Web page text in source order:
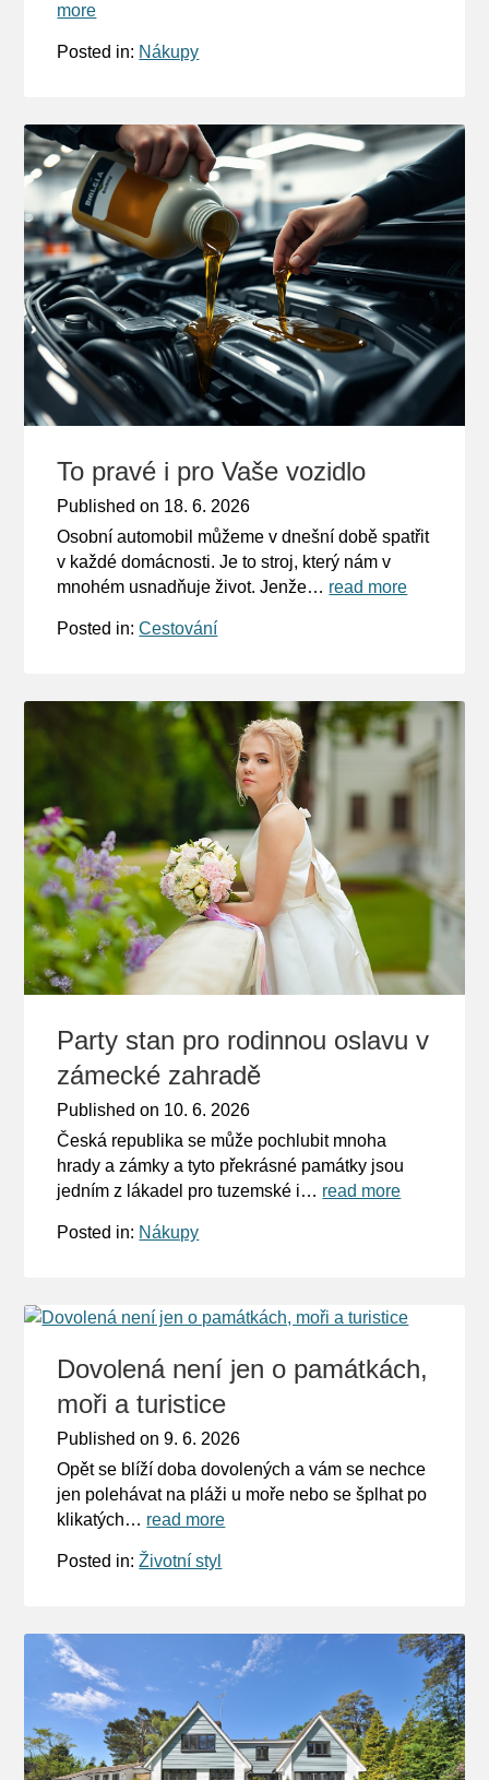
more
Posted in: Nákupy
To pravé i pro Vaše vozidlo
Published on 18. 6. 2026
Osobní automobil můžeme v dnešní době spatřit
v každé domácnosti. Je to stroj, který nám v
mnohém usnadňuje život. Jenže… read more
Posted in:Cestování
Party stan pro rodinnou oslavu v
zámecké zahradě
Published on 10. 6. 2026
Česká republika se může pochlubit mnoha
hrady a zámky a tyto překrásné památky jsou
jedním z lákadel pro tuzemské i… read more
Posted in: Nákupy
Dovolená není jen o památkách,
moři a turistice
Published on9. 6. 2026
Opět se blíží doba dovolených a vám se nechce
jen polehávat na pláži u moře nebo se šplhat po
klikatých… read more
Posted in:Životní styl